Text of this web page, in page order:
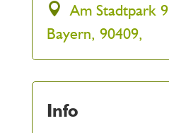
Am Stadtpark
Bayern, 90409,
Info